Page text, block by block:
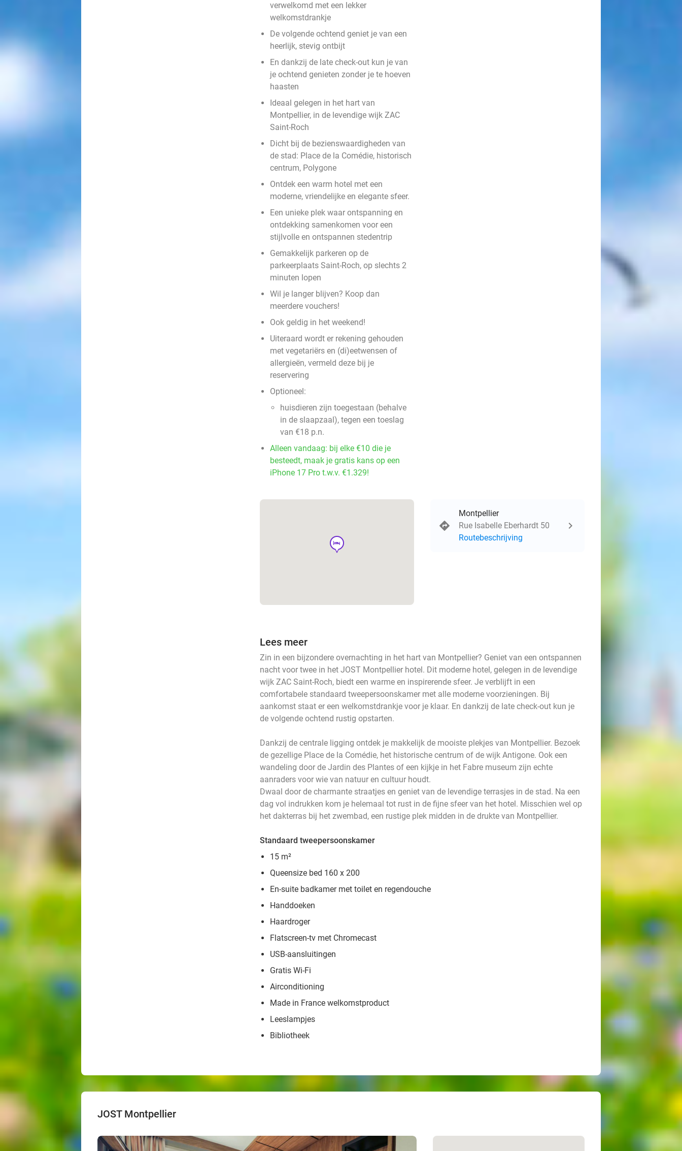
verwelkomd met een lekker
welkomstdrankje
De volgende ochtend geniet je van een
heerlijk, stevig ontbijt
En dankzij de late check-out kun je van
je ochtend genieten zonder je te hoeven
haasten
Ideaal gelegen in het hart van
Montpellier, in de levendige wijk ZAC
Saint-Roch
Dicht bij de bezienswaardigheden van
de stad: Place de la Comédie, historisch
centrum, Polygone
Ontdek een warm hotel met een
moderne, vriendelijke en elegante sfeer.
Een unieke plek waar ontspanning en
ontdekking samenkomen voor een
stijlvolle en ontspannen stedentrip
Gemakkelijk parkeren op de
parkeerplaats Saint-Roch, op slechts 2
minuten lopen
Wil je langer blijven? Koop dan
meerdere vouchers!
Ook geldig in het weekend!
Uiteraard wordt er rekening gehouden
met vegetariërs en (di)eetwensen of
allergieën, vermeld deze bij je
reservering
Optioneel:
huisdieren zijn toegestaan (behalve
in de slaapzaal), tegen een toeslag
van €18 p.n.
Alleen vandaag: bij elke €10 die je
besteedt, maak je gratis kans op een
iPhone 17 Pro t.w.v. €1.329!
hotel
Montpellier
Rue Isabelle Eberhardt 50
Routebeschrijving
Lees meer
Zin in een bijzondere overnachting in het hart van Montpellier? Geniet van een ontspannen
nacht voor twee in het JOST Montpellier hotel. Dit moderne hotel, gelegen in de levendige
wijk ZAC Saint-Roch, biedt een warme en inspirerende sfeer. Je verblijft in een
comfortabele standaard tweepersoonskamer met alle moderne voorzieningen. Bij
aankomst staat er een welkomstdrankje voor je klaar. En dankzij de late check-out kun je
de volgende ochtend rustig opstarten.
Dankzij de centrale ligging ontdek je makkelijk de mooiste plekjes van Montpellier. Bezoek
de gezellige Place de la Comédie, het historische centrum of de wijk Antigone. Ook een
wandeling door de Jardin des Plantes of een kijkje in het Fabre museum zijn echte
aanraders voor wie van natuur en cultuur houdt.
Dwaal door de charmante straatjes en geniet van de levendige terrasjes in de stad. Na een
dag vol indrukken kom je helemaal tot rust in de fijne sfeer van het hotel. Misschien wel op
het dakterras bij het zwembad, een rustige plek midden in de drukte van Montpellier.
Standaard tweepersoonskamer
15 m²
Queensize bed 160 x 200
En-suite badkamer met toilet en regendouche
Handdoeken
Haardroger
Flatscreen-tv met Chromecast
USB-aansluitingen
Gratis Wi-Fi
Airconditioning
Made in France welkomstproduct
Leeslampjes
Bibliotheek
JOST Montpellier